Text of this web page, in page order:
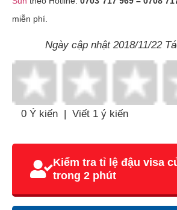
miễn phí.
Ngày cập nhật 2018/11/22
0 Ý kiến | Viết 1 ý kiến
Kiểm tra tỉ lệ đậu visa
trong 2 phút